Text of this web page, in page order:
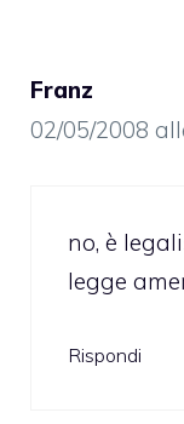
Franz
02/05/2008
no, è
legge
Rispondi